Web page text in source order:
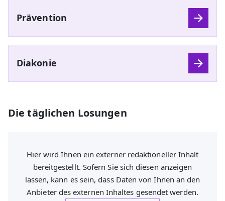
Prävention
Diakonie
Die täglichen Losungen
Hier wird Ihnen ein externer redaktioneller Inhalt
bereitgestellt. Sofern Sie sich diesen anzeigen
lassen, kann es sein, dass Daten von Ihnen an den
Anbieter des externen Inhaltes gesendet werden.